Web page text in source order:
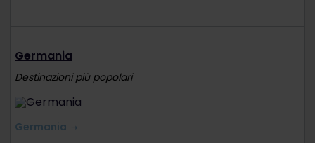
Germania
Destinazioni più popolari
Germania